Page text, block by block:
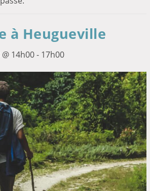
à Heugueville
14h00- 17h00